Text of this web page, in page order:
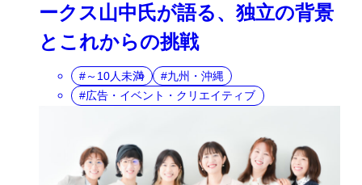
ークス山中氏が語る、独立の背景
とこれからの挑戦
～10人未満
九州・沖縄
広告・イベント・クリエイティブ